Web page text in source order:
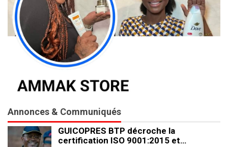
Annonces & Communiqués
GUICOPRES BTP décroche la
certification ISO 9001:2015 et…